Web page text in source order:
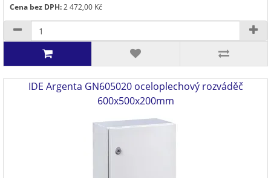
Cena bez DPH:2 472,00 Kč
IDE Argenta GN605020 oceloplechový rozváděč
600x500x200mm